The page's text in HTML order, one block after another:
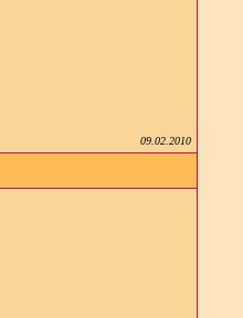
09.02.2010